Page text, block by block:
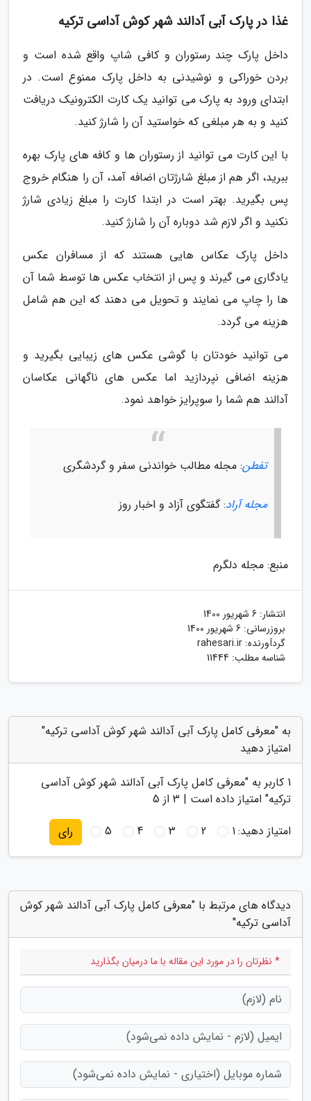
غذا در پارک آبی آدالند شهر کوش آداسی ترکیه
داخل پارک چند رستوران و کافی شاپ واقع شده است و
بردن خوراکی و نوشیدنی به داخل پارک ممنوع است. در
ابتدای ورود به پارک می توانید یک کارت الکترونیک دریافت
کنید و به هر مبلغی که خواستید آن را شارژ کنید.
با این کارت می توانید از رستوران ها و کافه های پارک بهره
ببرید، اگر هم از مبلغ شارژتان اضافه آمد، آن را هنگام خروج
پس بگیرید. بهتر است در ابتدا کارت را مبلغ زیادی شارژ
نکنید و اگر لازم شد دوباره آن را شارژ کنید.
داخل پارک عکاس هایی هستند که از مسافران عکس
یادگاری می گیرند و پس از انتخاب عکس ها توسط شما آن
ها را چاپ می نمایند و تحویل می دهند که این هم شامل
هزینه می گردد.
می توانید خودتان با گوشی عکس های زیبایی بگیرید و
هزینه اضافی نپردازید اما عکس های ناگهانی عکاسان
آدالند هم شما را سوپرایز خواهد نمود.
تفطن: مجله مطالب خواندنی سفر و گردشگری
مجله آراد: گفتگوی آزاد و اخبار روز
منبع: مجله دلگرم
انتشار: 6 شهریور 1400
بروزرسانی: 6 شهریور 1400
گردآورنده: rahesari.ir
شناسه مطلب: 11444
به "معرفی کامل پارک آبی آدالند شهر کوش آداسی ترکیه"
امتیاز دهید
1 کاربر به "معرفی کامل پارک آبی آدالند شهر کوش آداسی
ترکیه" امتیاز داده است | 3 از 5
امتیاز دهید:1
2
3
4
5 رای
دیدگاه های مرتبط با "معرفی کامل پارک آبی آدالند شهر کوش
آداسی ترکیه"
* نظرتان را در مورد این مقاله با ما درمیان بگذارید